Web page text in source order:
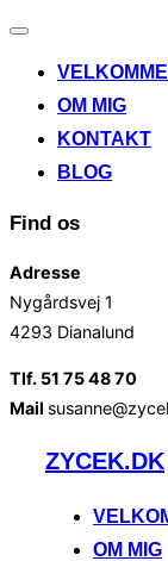
Slå
til/fra
OM MIG
KONTAKT
BLOG
Find os
Adresse
Nygårdsvej 1
4293 Dianalund
Tlf. 51 75 48 70
Mail
VidereZYCEK.DK
OM MIG